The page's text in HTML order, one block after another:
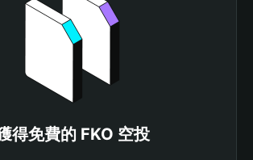
得免費的 FKO 空投